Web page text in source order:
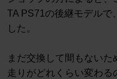
TA PS71の後継モデルで
した。
まだ交換して間もないた
走りがどれくらい変わる